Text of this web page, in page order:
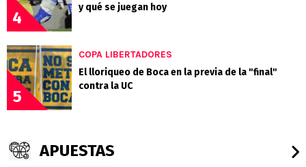
4
y qué se juegan hoy
5
COPA LIBERTADORES
El lloriqueo de Boca en la previa de la "final"
contra la UC
APUESTAS